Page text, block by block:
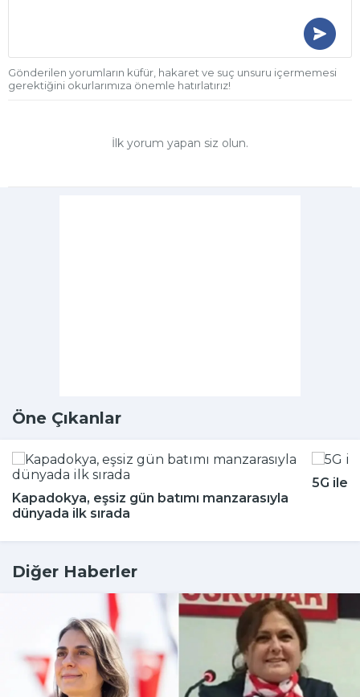
Gönderilen yorumların küfür, hakaret ve suç unsuru içermemesi
gerektiğini okurlarımıza önemle hatırlatırız!
İlk yorum yapan siz olun.
Öne Çıkanlar
Kapadokya, eşsiz gün batımı manzarasıyla
dünyada ilk sırada
5G ile
Diğer Haberler